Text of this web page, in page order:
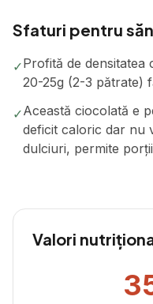
Sfaturi pentru
✓Profită de densitatea
20-25g (2-3 pătrate)
✓Această ciocolată e
deficit caloric dar nu
dulciuri, permite
Valori